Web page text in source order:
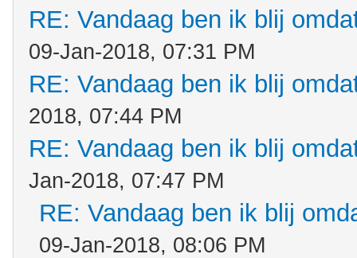
RE: Vandaag ben ik blij
09-Jan-2018, 07:31 PM
RE: Vandaag ben ik blij
2018, 07:44 PM
RE: Vandaag ben ik blij
Jan-2018, 07:47 PM
RE: Vandaag ben ik blij
09-Jan-2018, 08:06 PM